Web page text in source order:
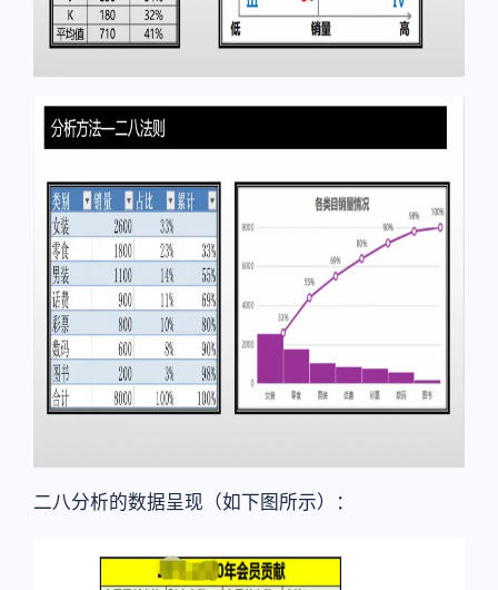
二八分析的数据呈现（如下图所示）：